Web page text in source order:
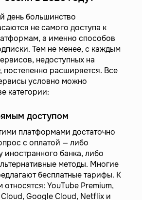
день большинство
не самого доступа к
а именно способов
Тем не менее, с каждым
недоступных на
расширяется. Все
условно можно
категории:
доступом
платформами достаточно
с оплатой — либо
иностранного банка, либо
методы. Многие
бесплатные тарифы. К
YouTube Premium,
Google Cloud, Netflix и